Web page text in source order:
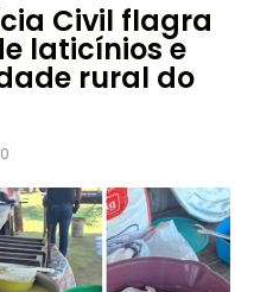
Civil flagra
laticínios e
rural do